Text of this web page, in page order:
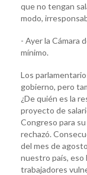
que no tengan
modo,
- Ayer la Cámara
mínimo.
Los
gobierno, pero
¿De quién es la
proyecto de
Congreso para
rechazó.
del mes de
nuestro país, eso
trabajadores